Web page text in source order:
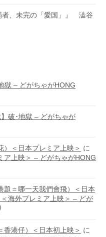
者、未完の「愛国」』 澁谷
獄 – どがちゃがHONG
】破･地獄 – どがちゃが
）＜日本プレミア上映＞ に
上映＞ – どがちゃがHONG
題＝哪一天我們會飛）＜日本
海外プレミア上映＞ – どが
香港仔）＜日本初上映＞ に